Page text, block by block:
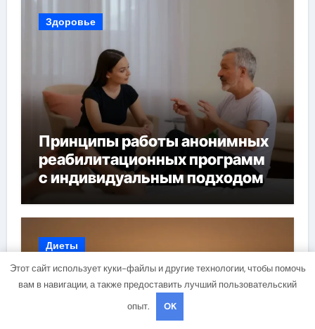
Здоровье
Принципы работы анонимных
реабилитационных программ
с индивидуальным подходом
Диеты
Этот сайт использует куки-файлы и другие технологии, чтобы помочь
вам в навигации, а также предоставить лучший пользовательский
опыт.
OK